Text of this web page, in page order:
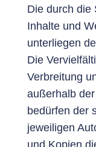
Die durch die
Inhalte und
unterliegen
Die
Verbreitung
außerhalb
bedürfen der
jeweiligen
und Kopien